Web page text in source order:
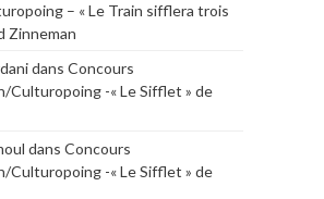
– « Le Train sifflera trois
Zinneman
dans Concours
Culturopoing -« Le Sifflet » de
dans Concours
Culturopoing -« Le Sifflet » de